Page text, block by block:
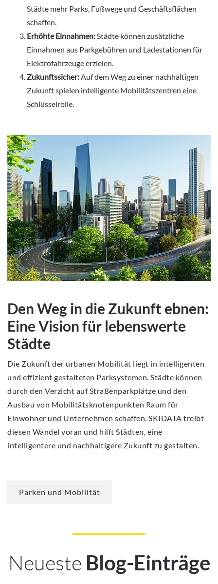
Städte mehr Parks, Fußwege und Geschäftsflächen
schaffen.
Erhöhte Einnahmen:Städte können zusätzliche
Einnahmen aus Parkgebühren und Ladestationen für
Elektrofahrzeuge erzielen.
Zukunftssicher:Auf dem Weg zu einer nachhaltigen
Zukunft spielen intelligente Mobilitätszentren eine
Schlüsselrolle.
Den Weg in die Zukunft ebnen:
Eine Vision für lebenswerte
Städte
Die Zukunft der urbanen Mobilität liegt in intelligenten
und effizient gestalteten Parksystemen. Städte können
durch den Verzicht auf Straßenparkplätze und den
Ausbau von Mobilitätsknotenpunkten Raum für
Einwohner und Unternehmen schaffen. SKIDATA treibt
diesen Wandel voran und hilft Städten, eine
intelligentere und nachhaltigere Zukunft zu gestalten.
Parken und Mobilität
Neueste Blog-Einträge